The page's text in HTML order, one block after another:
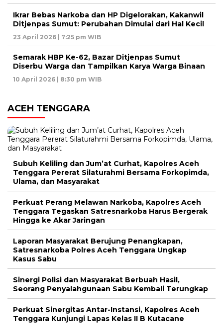
Ikrar Bebas Narkoba dan HP Digelorakan, Kakanwil
Ditjenpas Sumut: Perubahan Dimulai dari Hal Kecil
23 April 2026 | 7:25 pm WIB
Semarak HBP Ke-62, Bazar Ditjenpas Sumut
Diserbu Warga dan Tampilkan Karya Warga Binaan
10 April 2026 | 8:30 pm WIB
ACEH TENGGARA
Subuh Keliling dan Jum’at Curhat, Kapolres Aceh
Tenggara Pererat Silaturahmi Bersama Forkopimda,
Ulama, dan Masyarakat
Perkuat Perang Melawan Narkoba, Kapolres Aceh
Tenggara Tegaskan Satresnarkoba Harus Bergerak
Hingga ke Akar Jaringan
Laporan Masyarakat Berujung Penangkapan,
Satresnarkoba Polres Aceh Tenggara Ungkap
Kasus Sabu
Sinergi Polisi dan Masyarakat Berbuah Hasil,
Seorang Penyalahgunaan Sabu Kembali Terungkap
Perkuat Sinergitas Antar-Instansi, Kapolres Aceh
Tenggara Kunjungi Lapas Kelas II B Kutacane